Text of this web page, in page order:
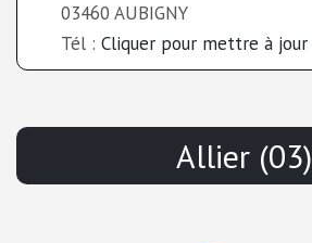
03460 AUBIGNY
Tél : Cliquer pour mettre à jour
Allier (03)